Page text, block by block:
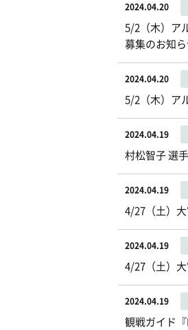
2024.04.20
5/2（木）ア
募集のお知
2024.04.20
5/2（木）ア
2024.04.19
村松智子 選
2024.04.19
4/27（土）
2024.04.19
4/27（土）
2024.04.19
観戦ガイド『